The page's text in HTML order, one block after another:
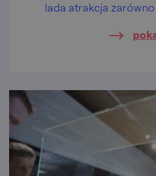
lada atrakcja